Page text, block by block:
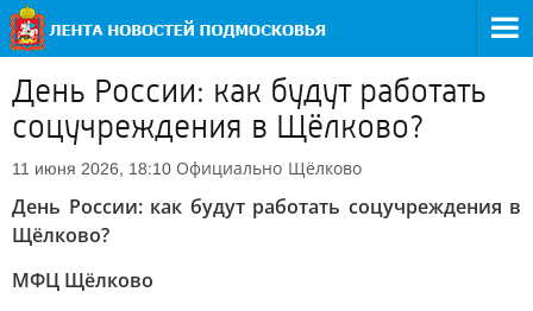
День России: как будут работать
соцучреждения в Щёлково?
11 июня 2026, 18:10 Официально Щёлково
День России: как будут работать соцучреждения в
Щёлково?
МФЦ Щёлково